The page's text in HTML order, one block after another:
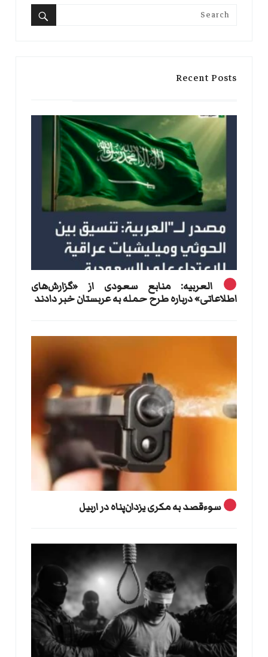
Search
Recent Posts
العربیه: منابع سعودی از «گزارش‌های
اطلاعاتی» درباره طرح حمله به عربستان خبر دادند
سوءقصد به مکری یزدان‌پناه در اربیل